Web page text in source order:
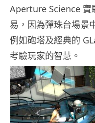
Aperture Science 實
易，因為彈珠台場景
例如砲塔及經典的
考驗玩家的智慧。